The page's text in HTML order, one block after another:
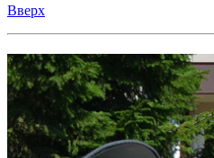
Вверх